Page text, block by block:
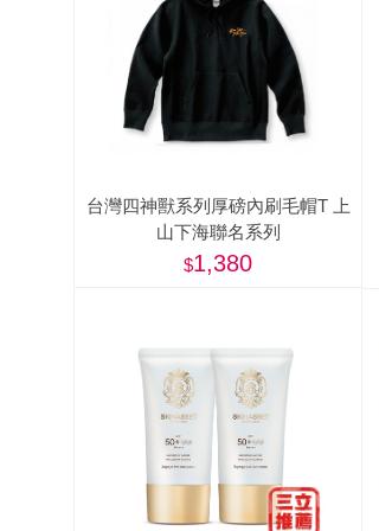
肉爐
海瑞摃丸
八兩排烤肉組
台灣四神獸系列厚磅內刷毛帽T 上
山下海聯名系列
1,380